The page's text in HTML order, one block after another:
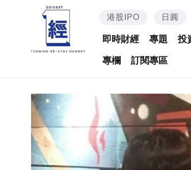
港股IPO 日圓
即時財經 專題 投
專欄 訂閱專區